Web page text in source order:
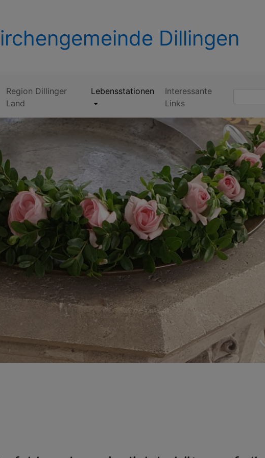
Dillingen
Region Dillinger
Land
Lebensstationen
Interessante
Links